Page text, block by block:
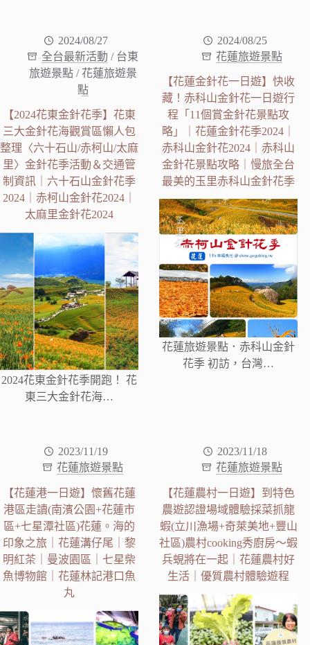
2024/08/27
全台最新活動 / 台東
旅遊景點 / 花蓮旅遊景
點
【2024花東金針花季】花東
三大金針花海觀賞區懶人包
整理〈六十石山/赤柯山/太麻
里〉金針花季活動＆交通管
制資訊｜六十石山金針花季
2024｜赤柯山金針花2024｜
太麻里金針花2024
2024花東金針花季開跑！ 花
東三大金針花海…
2024/08/25
花蓮旅遊景點
【花蓮金針花一日遊】快收
藏！赤科山金針花一日遊行
程「11個賞金針花景點攻
略」｜花蓮金針花季2024｜
赤科山金針花2024｜赤科山
金針花景點攻略｜慢旅全台
最美的玉里赤科山金針花季
花蓮旅遊景點．赤科山金針
花季 初訪，台灣…
2023/11/19
花蓮旅遊景點
【花蓮港一日遊】懷舊花蓮
港區走讀(南濱公園+花蓮市
區+七星潭社區)花蓮。海的
印象之旅｜花蓮溝仔尾｜黎
明紅茶｜曼波園區｜七星柴
魚博物館｜花蓮林記港口魚
丸
2023/11/18
花蓮旅遊景點
【花蓮農村一日遊】到特色
農遊認證場域體驗採菜抓龍
蝦(立川漁場+奇萊美地+豐山
社區)農村cooking秀廚房～蝦
兵蜆將在一起｜花蓮農村好
生活｜優質農村體驗遊程